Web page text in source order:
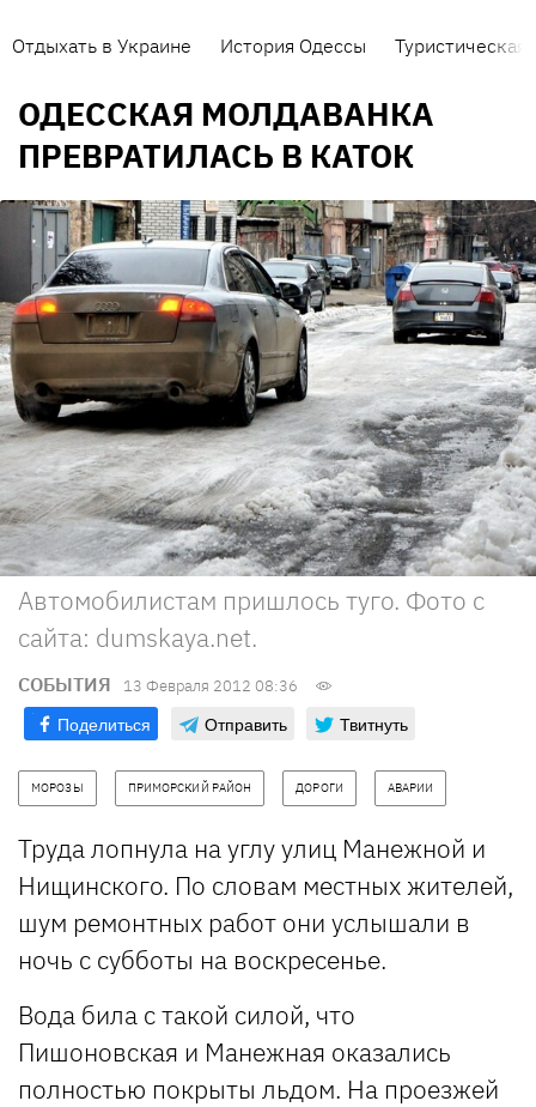
Отдыхать в Украине История Одессы Туристическая
ОДЕССКАЯ МОЛДАВАНКА
ПРЕВРАТИЛАСЬ В КАТОК
Автомобилистам пришлось туго. Фото с
сайта: dumskaya.net.
СОБЫТИЯ 13 Февраля 2012 08:36
Поделиться Отправить Твитнуть
МОРОЗЫ ПРИМОРСКИЙ РАЙОН ДОРОГИ АВАРИИ
Труда лопнула на углу улиц Манежной и
Нищинского. По словам местных жителей,
шум ремонтных работ они услышали в
ночь с субботы на воскресенье.
Вода била с такой силой, что
Пишоновская и Манежная оказались
полностью покрыты льдом. На проезжей